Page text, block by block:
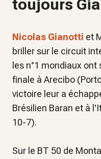
toujours
Nicolas Gianotti et
briller sur le circuit
les n°1 mondiaux
finale à Arecibo
victoire leur a
Brésilien Baran et à
10-7).
Sur le BT 50 de